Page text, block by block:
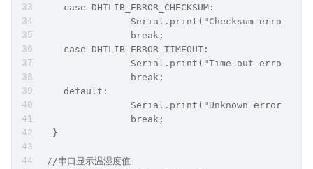
    case DHTLIB_ERROR_CHECKSUM:
Serial.print("Checksum
                break;
    case DHTLIB_ERROR_TIMEOUT:
Serial.print("Time out
                break;
    default:
Serial.print("Unknown
                break;
  }
//串口显示温湿度值